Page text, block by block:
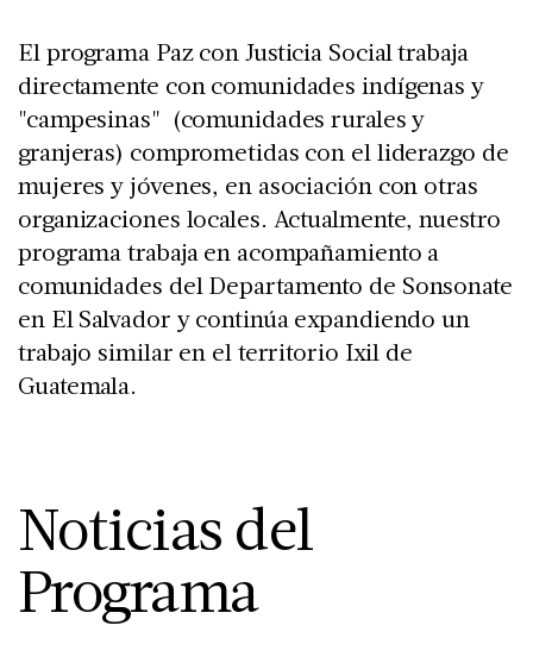
El programa Paz con Justicia Social trabaja
directamente con comunidades indígenas y
"campesinas" (comunidades rurales y
granjeras) comprometidas con el liderazgo de
mujeres y jóvenes, en asociación con otras
organizaciones locales. Actualmente, nuestro
programa trabaja en acompañamiento a
comunidades del Departamento de Sonsonate
en El Salvador y continúa expandiendo un
trabajo similar en el territorio Ixil de
Guatemala.
Noticias del
Programa